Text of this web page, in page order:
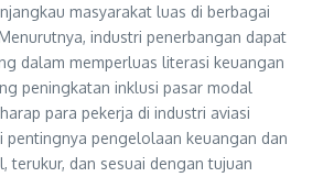
masyarakat luas di berbagai
industri penerbangan dapat
dalam memperluas literasi keuangan
peningkatan inklusi pasar modal
para pekerja di industri aviasi
pentingnya pengelolaan keuangan dan
terukur, dan sesuai dengan tujuan